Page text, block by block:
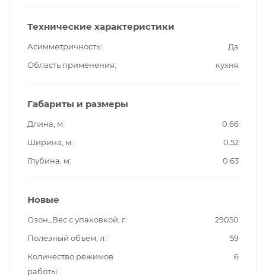
Технические характеристики
Асимметричность
Да
Область применения
кухня
Габариты и размеры
Длина, м
0.66
Ширина, м
0.52
Глубина, м
0.63
Новые
Озон_Вес с упаковкой, г
29050
Полезный объем, л
59
Количество режимов
работы
6